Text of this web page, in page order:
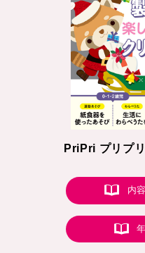
PriPri プリプ
内